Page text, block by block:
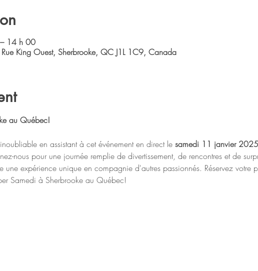
14 h 00
King Ouest, Sherbrooke, QC J1L 1C9, Canada
au Québec!
en assistant à cet événement en direct le samedi 11 janvier
nous pour une journée remplie de divertissement, de rencontres et de
une expérience unique en compagnie d'autres passionnés. Réservez votre
Samedi à Sherbrooke au Québec!